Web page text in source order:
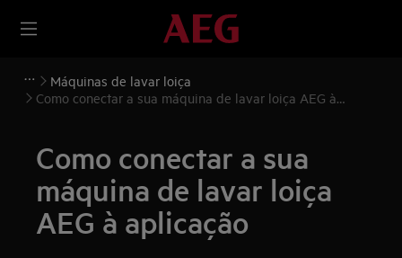
Máquinas de lavar loiça
Como conectar a sua máquina de lavar loiça AEG à
Como conectar a sua
máquina de lavar loiça
AEG à aplicação